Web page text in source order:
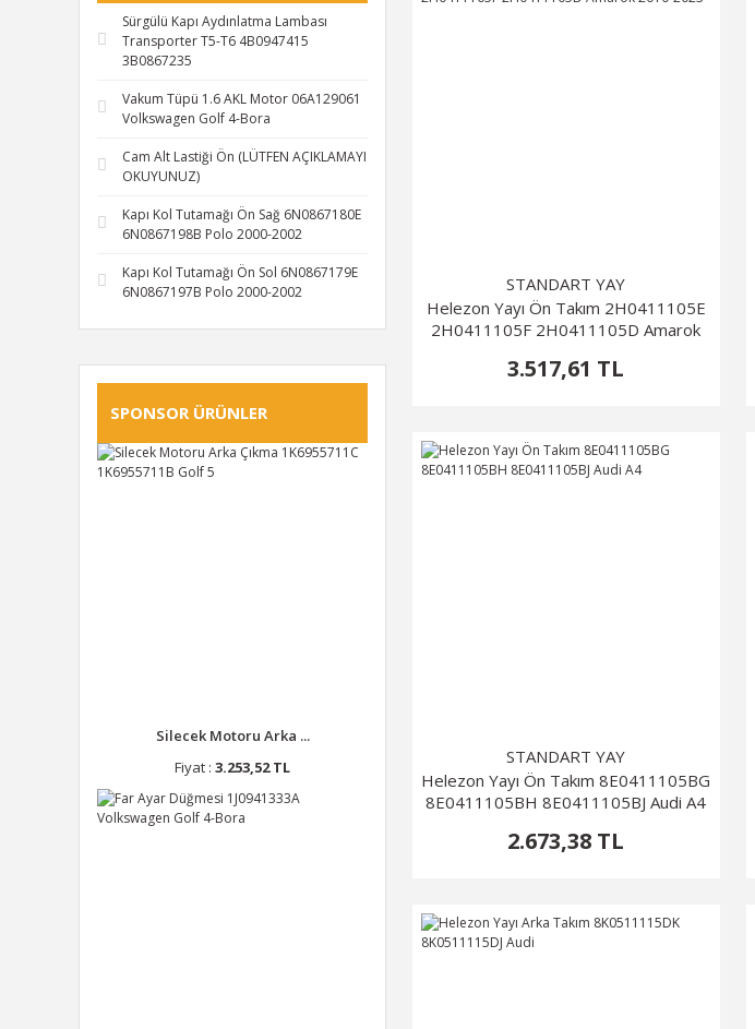
Sürgülü Kapı Aydınlatma Lambası
Transporter T5-T6 4B0947415
3B0867235
Vakum Tüpü 1.6 AKL Motor 06A129061
Volkswagen Golf 4-Bora
Cam Alt Lastiği Ön (LÜTFEN AÇIKLAMAYI
OKUYUNUZ)
Kapı Kol Tutamağı Ön Sağ 6N0867180E
6N0867198B Polo 2000-2002
Kapı Kol Tutamağı Ön Sol 6N0867179E
6N0867197B Polo 2000-2002
SPONSOR ÜRÜNLER
Silecek Motoru Arka ...
Fiyat : 3.253,52 TL
STANDART YAY
Helezon Yayı Ön Takım 2H0411105E
2H0411105F 2H0411105D Amarok
3.517,61 TL
STANDART YAY
Helezon Yayı Ön Takım 8E0411105BG
8E0411105BH 8E0411105BJ Audi A4
2.673,38 TL